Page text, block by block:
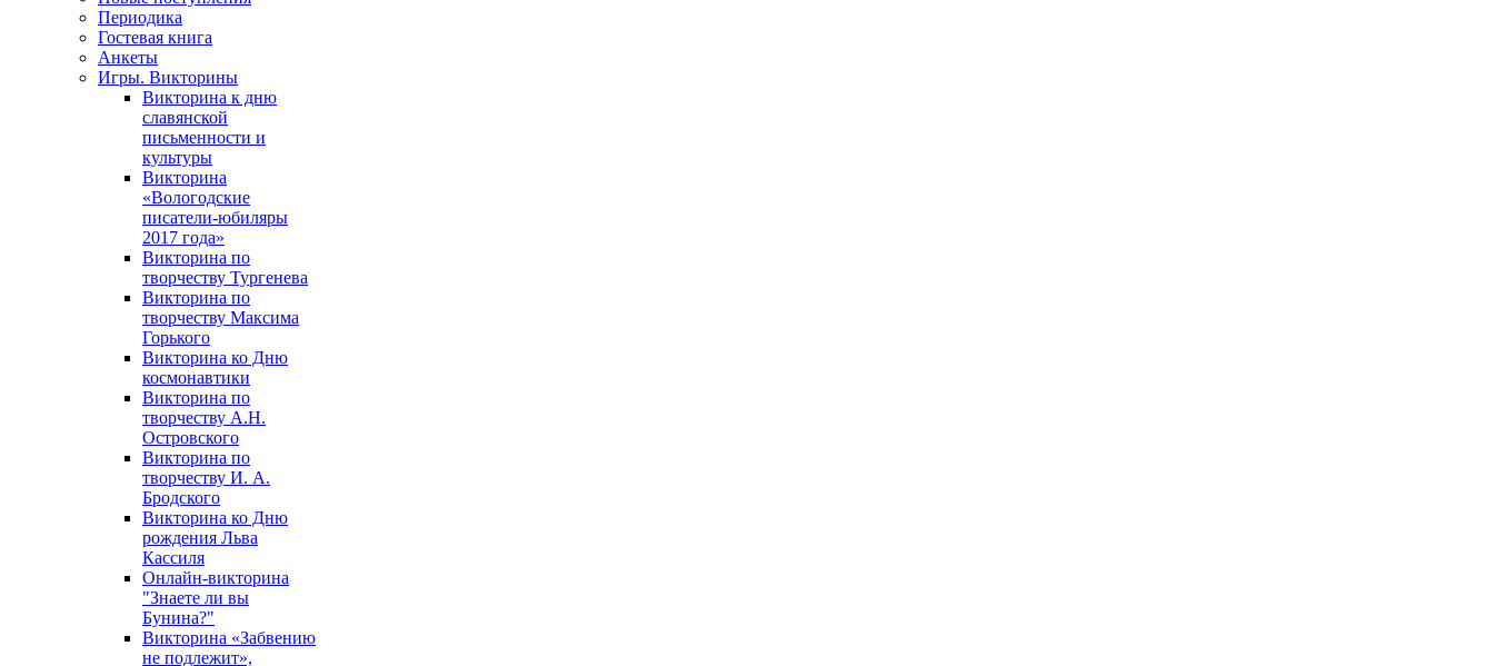
Периодика
Гостевая книга
Анкеты
Игры. Викторины
Викторина к дню
славянской
письменности и
культуры
Викторина
«Вологодские
писатели-юбиляры
2017 года»
Викторина по
творчеству Тургенева
Викторина по
творчеству Максима
Горького
Викторина ко Дню
космонавтики
Викторина по
творчеству А.Н.
Островского
Викторина по
творчеству И. А.
Бродского
Викторина ко Дню
рождения Льва
Кассиля
Онлайн-викторина
"Знаете ли вы
Бунина?"
Викторина «Забвению
не подлежит»,